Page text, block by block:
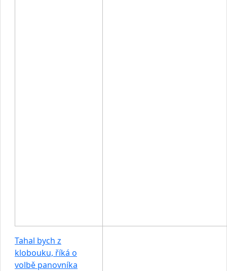
Tahal bych z
klobouku, říká o
volbě panovníka